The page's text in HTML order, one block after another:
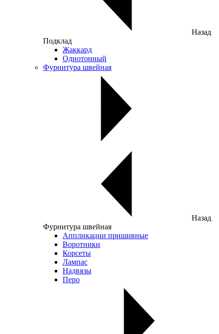
Назад
Подклад
Жаккард
Однотонный
Фурнитура швейная
Назад
Фурнитура швейная
Аппликации пришивные
Воротники
Корсеты
Лампас
Надвязы
Перо